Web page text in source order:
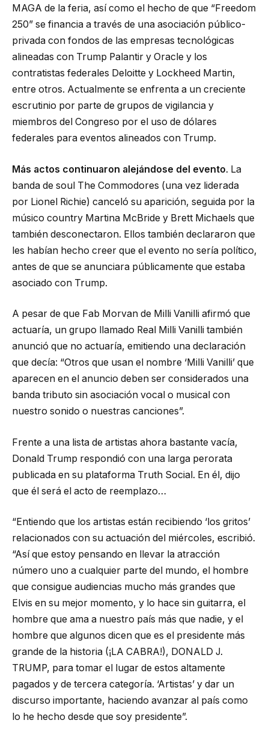
MAGA de la feria, así como el hecho de que “Freedom
250” se financia a través de una asociación público-
privada con fondos de las empresas tecnológicas
alineadas con Trump Palantir y Oracle y los
contratistas federales Deloitte y Lockheed Martin,
entre otros. Actualmente se enfrenta a un creciente
escrutinio por parte de grupos de vigilancia y
miembros del Congreso por el uso de dólares
federales para eventos alineados con Trump.
Más actos continuaron alejándose del evento. La
banda de soul The Commodores (una vez liderada
por Lionel Richie) canceló su aparición, seguida por la
músico country Martina McBride y Brett Michaels que
también desconectaron. Ellos también declararon que
les habían hecho creer que el evento no sería político,
antes de que se anunciara públicamente que estaba
asociado con Trump.
A pesar de que Fab Morvan de Milli Vanilli afirmó que
actuaría, un grupo llamado Real Milli Vanilli también
anunció que no actuaría, emitiendo una declaración
que decía: “Otros que usan el nombre ‘Milli Vanilli’ que
aparecen en el anuncio deben ser considerados una
banda tributo sin asociación vocal o musical con
nuestro sonido o nuestras canciones”.
Frente a una lista de artistas ahora bastante vacía,
Donald Trump respondió con una larga perorata
publicada en su plataforma Truth Social. En él, dijo
que él será el acto de reemplazo…
“Entiendo que los artistas están recibiendo ‘los gritos’
relacionados con su actuación del miércoles, escribió.
“Así que estoy pensando en llevar la atracción
número uno a cualquier parte del mundo, el hombre
que consigue audiencias mucho más grandes que
Elvis en su mejor momento, y lo hace sin guitarra, el
hombre que ama a nuestro país más que nadie, y el
hombre que algunos dicen que es el presidente más
grande de la historia (¡LA CABRA!), DONALD J.
TRUMP, para tomar el lugar de estos altamente
pagados y de tercera categoría. ‘Artistas’ y dar un
discurso importante, haciendo avanzar al país como
lo he hecho desde que soy presidente”.